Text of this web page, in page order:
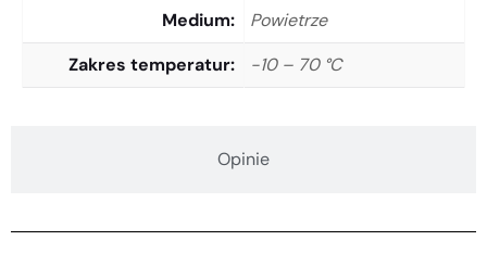
Opinie
Medium
Powietrze
Zakres temperatur
-10 – 70 °C